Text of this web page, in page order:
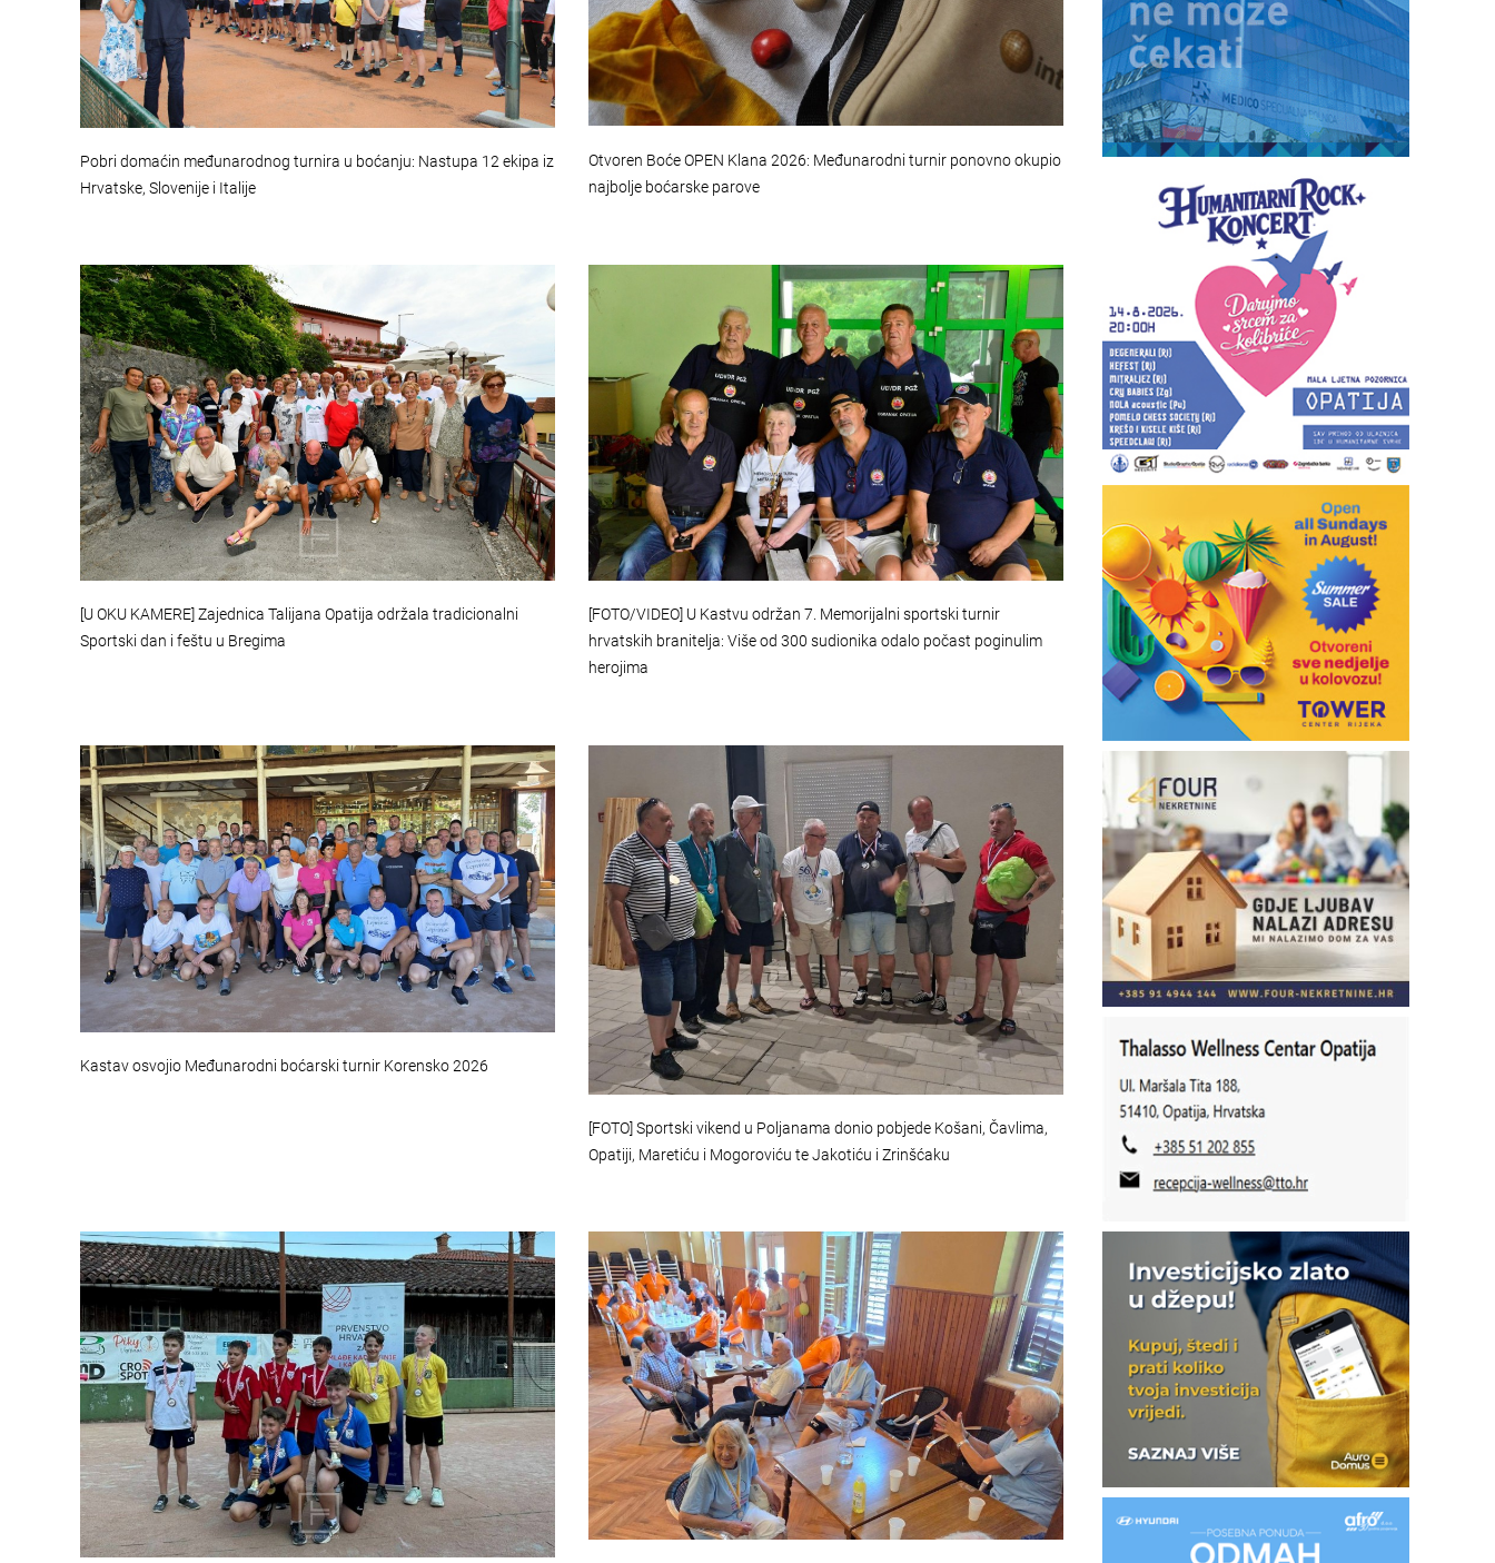
Pobri domaćin međunarodnog turnira u boćanju: Nastupa 12 ekipa iz
Hrvatske, Slovenije i Italije
Otvoren Boće OPEN Klana 2026: Međunarodni turnir ponovno okupio
najbolje boćarske parove
[U OKU KAMERE] Zajednica Talijana Opatija održala tradicionalni
Sportski dan i feštu u Bregima
[FOTO/VIDEO] U Kastvu održan 7. Memorijalni sportski turnir
hrvatskih branitelja: Više od 300 sudionika odalo počast poginulim
herojima
Kastav osvojio Međunarodni boćarski turnir Korensko 2026
[FOTO] Sportski vikend u Poljanama donio pobjede Košani, Čavlima,
Opatiji, Maretiću i Mogoroviću te Jakotiću i Zrinšćaku